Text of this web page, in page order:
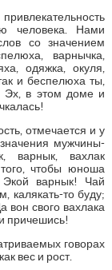
человека. Нами
со значением
варнычка,
одяжка, окуля,
и беспелюха ты,
Эх, в этом доме и
отмечается и у
мужчины-
варнык, вахлак
чтобы юноша
варнык! Чай
калякать-то буду;
вон свого вахлака
причешись!
говорах
вес и рост.